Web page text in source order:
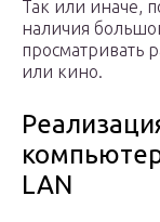
Так или иначе,
наличия
просматривать
или кино.
LAN